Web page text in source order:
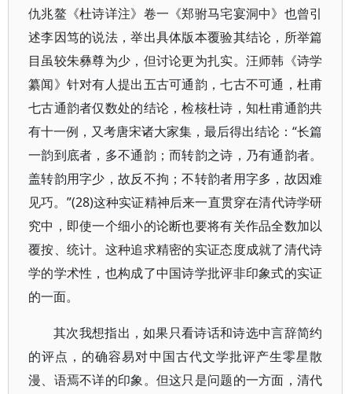
仇兆鳌《杜诗详注》卷一《郑驸马宅宴洞中》也曾引
述李因笃的说法，举出具体版本覆验其结论，所举篇
目虽较朱彝尊为少，但讨论更为扎实。汪师韩《诗学
纂闻》针对有人提出五古可通韵，七古不可通，杜甫
七古通韵者仅数处的结论，检核杜诗，知杜甫通韵共
有十一例，又考唐宋诸大家集，最后得出结论：“长篇
一韵到底者，多不通韵；而转韵之诗，乃有通韵者。
盖转韵用字少，故反不拘；不转韵者用字多，故因难
见巧。”(28)这种实证精神后来一直贯穿在清代诗学研
究中，即使一个细小的论断也要将有关作品全数加以
覆按、统计。这种追求精密的实证态度成就了清代诗
学的学术性，也构成了中国诗学批评非印象式的实证
的一面。
其次我想指出，如果只看诗话和诗选中言辞简约
的评点，的确容易对中国古代文学批评产生零星散
漫、语焉不详的印象。但这只是问题的一方面，清代